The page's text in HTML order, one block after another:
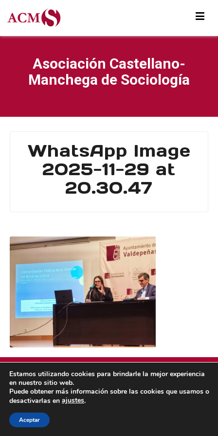
Asociación Castellano-
Manchega de Sociología
WhatsApp Image
2025-11-29 at
20.30.47
POLÍTICA DE COOKIES POLÍTICA DE PRIVACIDAD
Estamos utilizando cookies para brindarle la mejor experiencia
en nuestro sitio web.
Puede obtener más información sobre las cookies que usamos o
desactivarlas en ajustes.
Aceptar